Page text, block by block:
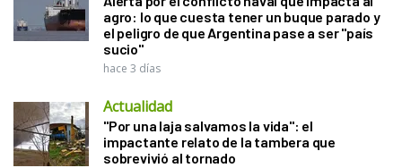
agro: lo que cuesta tener un buque parado y
el peligro de que Argentina pase a ser "país
sucio"
hace 3 días
Actualidad
"Por una laja salvamos la vida": el
impactante relato de la tambera que
sobrevivió al tornado